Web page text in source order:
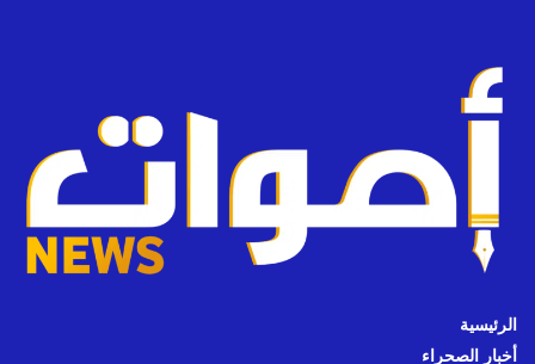
الرئيسية
أخبار الصحراء